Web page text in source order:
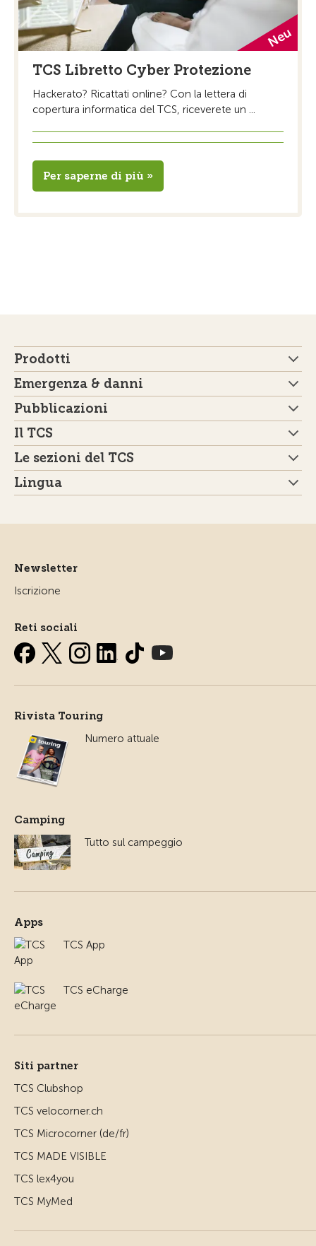
TCS Libretto Cyber Protezione
Hackerato? Ricattati online? Con la lettera di
copertura informatica del TCS, riceverete un ...
Per saperne di più »
Prodotti
Emergenza & danni
Pubblicazioni
Il TCS
Le sezioni del TCS
Lingua
Newsletter
Iscrizione
Reti sociali
Rivista Touring
Numero attuale
Camping
Tutto sul campeggio
Apps
TCS App
TCS eCharge
Siti partner
TCS Clubshop
TCS velocorner.ch
TCS Microcorner (de/fr)
TCS MADE VISIBLE
TCS lex4you
TCS MyMed